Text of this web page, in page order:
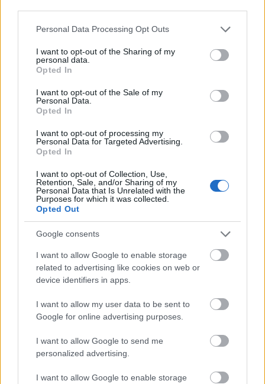
Please note that this website/app uses one or more Google
not limited to your visit or usage behaviour. You may click to
grant or deny consent to Google and its third-party tags to
use your data for below specified purposes in below Google
consent section.
Personal Data Processing Opt Outs
I want to opt-out of the Sharing of my
personal data.
Opted In
I want to opt-out of the Sale of my
Personal Data.
Opted In
I want to opt-out of processing my
Personal Data for Targeted Advertising.
Opted In
I want to opt-out of Collection, Use,
Retention, Sale, and/or Sharing of my
Personal Data that Is Unrelated with the
Purposes for which it was collected.
Opted Out
Google consents
I want to allow Google to enable storage
related to advertising like cookies on web or
device identifiers in apps.
I want to allow my user data to be sent to
Google for online advertising purposes.
I want to allow Google to send me
personalized advertising.
I want to allow Google to enable storage
alapanyagául szolgáló, önálló DC spinoff
a Pokol Uraként unalmasan és boldogtalanul
tengette napjait, mígnem nyugdíjba vonulva
éjszakai mulató tulajdonosa lesz. Földi ittlétének
hedonista örömeit azonban megzavarja egy
szakadó nyomozónő, Chloe Dancer (Lauren German).
Eközben az Úr sem lustálkodik: Amenadiel angyalt
Fényhozót, térjen vissza az alvilágba.